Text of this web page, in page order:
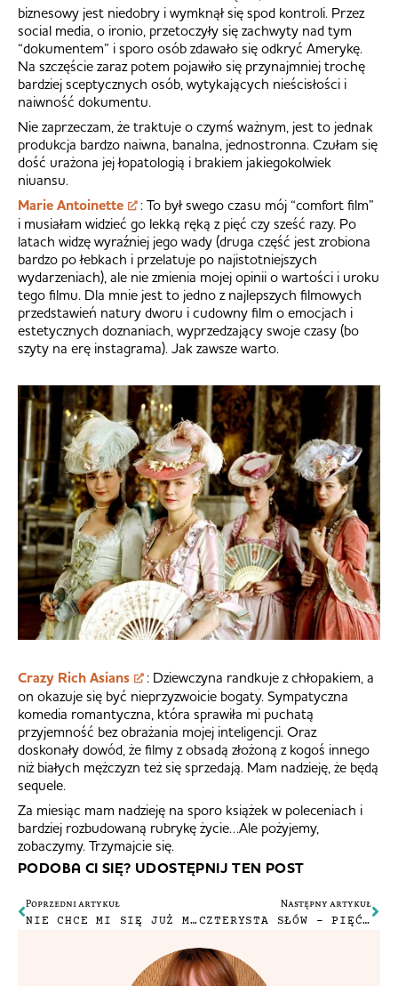
biznesowy jest niedobry i wymknął się spod kontroli. Przez
social media, o ironio, przetoczyły się zachwyty nad tym
“dokumentem” i sporo osób zdawało się odkryć Amerykę.
Na szczęście zaraz potem pojawiło się przynajmniej trochę
bardziej sceptycznych osób, wytykających nieścisłości i
naiwność dokumentu.
Nie zaprzeczam, że traktuje o czymś ważnym, jest to jednak
produkcja bardzo naiwna, banalna, jednostronna. Czułam się
dość urażona jej łopatologią i brakiem jakiegokolwiek
niuansu.
Marie Antoinette
: To był swego czasu mój “comfort film”
i musiałam widzieć go lekką ręką z pięć czy sześć razy. Po
latach widzę wyraźniej jego wady (druga część jest zrobiona
bardzo po łebkach i przelatuje po najistotniejszych
wydarzeniach), ale nie zmienia mojej opinii o wartości i uroku
tego filmu. Dla mnie jest to jedno z najlepszych filmowych
przedstawień natury dworu i cudowny film o emocjach i
estetycznych doznaniach, wyprzedzający swoje czasy (bo
szyty na erę instagrama). Jak zawsze warto.
Crazy Rich Asians
: Dziewczyna randkuje z chłopakiem, a
on okazuje się być nieprzyzwoicie bogaty. Sympatyczna
komedia romantyczna, która sprawiła mi puchatą
przyjemność bez obrażania mojej inteligencji. Oraz
doskonały dowód, że filmy z obsadą złożoną z kogoś innego
niż białych mężczyzn też się sprzedają. Mam nadzieję, że będą
sequele.
Za miesiąc mam nadzieję na sporo książek w poleceniach i
bardziej rozbudowaną rubrykę życie…Ale pożyjemy,
zobaczymy. Trzymajcie się.
PODOBA CI SIĘ? UDOSTĘPNIJ TEN POST
Poprzedni artykuł
NIE CHCE MI SIĘ JUŻ MOWIĆ O DZIECKU
Następny artykuł
CZTERYSTA SŁÓW – PIĘĆ MIESIĘCY PÓŹNIEJ